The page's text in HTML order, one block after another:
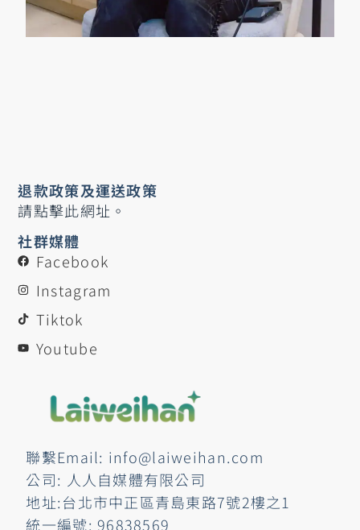
聯繫Email: info@laiweihan.com
公司: 人人自媒體有限公司
地址:台北市中正區青島東路7號2樓之1
統一編號: 96838569
社群媒體
Facebook
Instagram
Tiktok
Youtube
退款政策及運送政策
請點擊此網址。